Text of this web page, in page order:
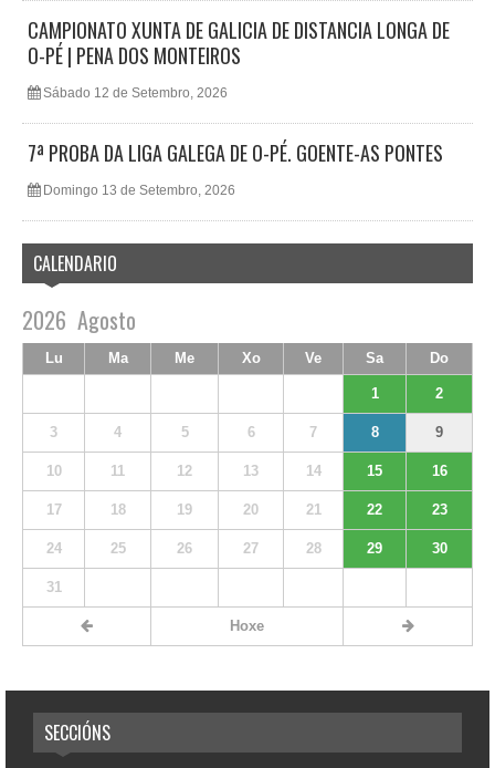
CAMPIONATO XUNTA DE GALICIA DE DISTANCIA LONGA DE
O-PÉ | PENA DOS MONTEIROS
Sábado 12 de Setembro, 2026
7ª PROBA DA LIGA GALEGA DE O-PÉ. GOENTE-AS PONTES
Domingo 13 de Setembro, 2026
CALENDARIO
2026 Agosto
Lu Ma Me Xo Ve Sa Do
1 2
3 4 5 6 7 8 9
10 11 12 13 14 15 16
17 18 19 20 21 22 23
24 25 26 27 28 29 30
31
Hoxe
SECCIÓNS